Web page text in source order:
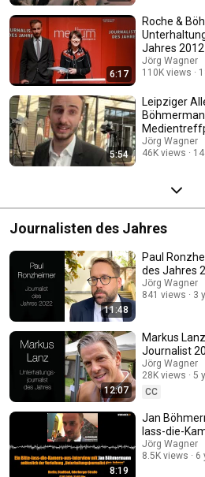
6:17
Roche &
Jahres 2012
Jörg Wagner
110K views
5:54
Leipziger
Jörg Wagner
46K views
Journalisten des Jahres
11:48
Paul
des Jahres
Jörg Wagner
841 views
3
12:07
Markus
Journalist
Jörg Wagner
28K views
5
CC
8:19
Jan
lass-die-
Jörg Wagner
8.5K views
6